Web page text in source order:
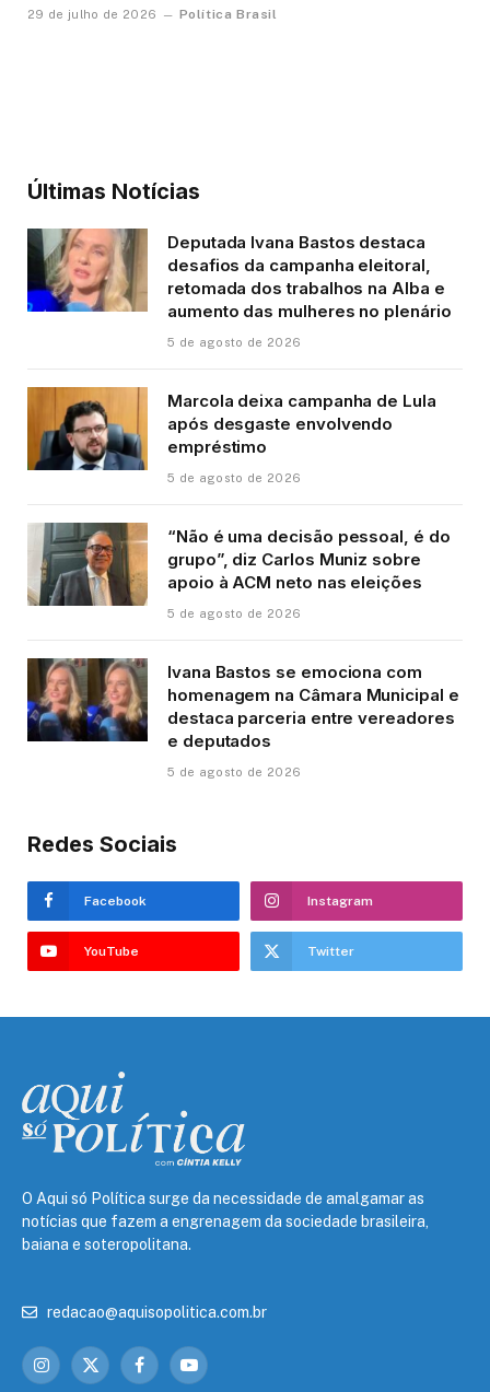
29 de julho de 2026 Política Brasil
Últimas Notícias
Deputada Ivana Bastos destaca
desafios da campanha eleitoral,
retomada dos trabalhos na Alba e
aumento das mulheres no plenário
5 de agosto de 2026
Marcola deixa campanha de Lula
após desgaste envolvendo
empréstimo
5 de agosto de 2026
“Não é uma decisão pessoal, é do
grupo”, diz Carlos Muniz sobre
apoio à ACM neto nas eleições
5 de agosto de 2026
Ivana Bastos se emociona com
homenagem na Câmara Municipal e
destaca parceria entre vereadores
e deputados
5 de agosto de 2026
Redes Sociais
Facebook Instagram
YouTube Twitter
O Aqui só Política surge da necessidade de amalgamar as
notícias que fazem a engrenagem da sociedade brasileira,
baiana e soteropolitana.
redacao@aquisopolitica.com.br
Instagram
X
FacebookYouTube